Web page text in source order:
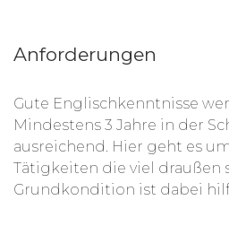
Anforderungen
Gute Englischkenntnisse
Mindestens 3 Jahre in der
ausreichend. Hier geht es
Tätigkeiten die viel draußen
Grundkondition ist dabei